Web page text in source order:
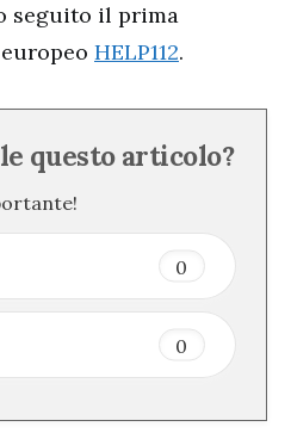
seguito il prima
HELP112.
questo articolo?
0
0